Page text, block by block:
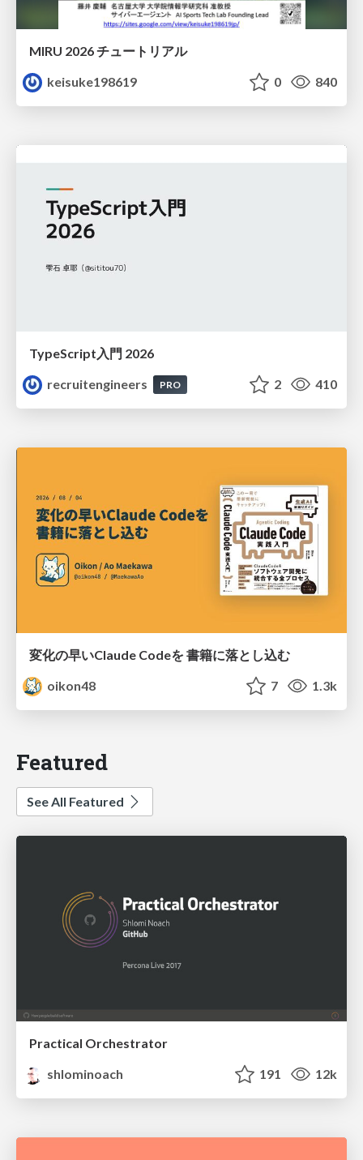
MIRU 2026 チュートリアル
keisuke198619
0 840
TypeScript入門 2026
recruitengineers
PRO 2 410
変化の早いClaude Codeを 書籍に落とし込む
oikon48
7 1.3k
Featured
See All Featured
Practical Orchestrator
shlominoach
191 12k